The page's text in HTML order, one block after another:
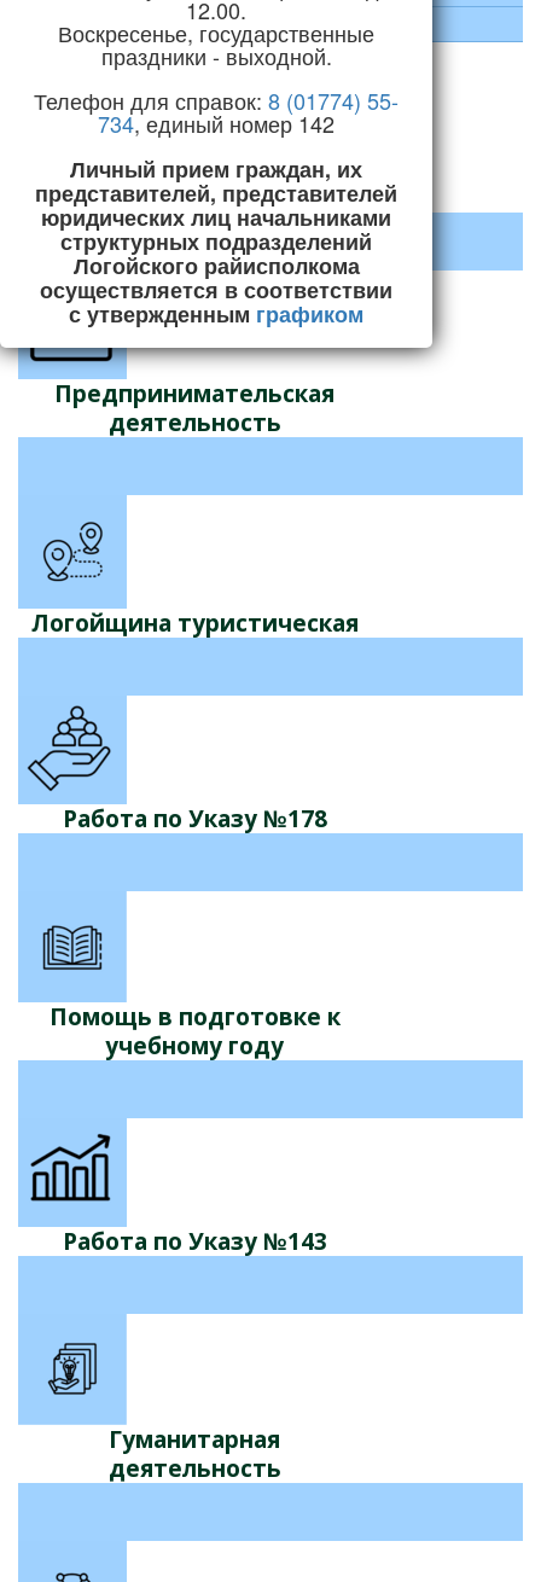
12.00.
Воскресенье, государственные
праздники - выходной.
Телефон для справок:8 (01774) 55-
734, единый номер 142
Личный прием граждан, их
представителей, представителей
юридических лиц начальниками
структурных подразделений
Логойского райисполкома
осуществляется в соответствии
с утвержденным графиком
Строительство и ЖКХ
Декрет №3 «О содействии
занятости населения»
Предпринимательская
деятельность
Логойщина туристическая
Работа по Указу №178
Помощь в подготовке к
учебному году
Работа по Указу №143
Гуманитарная
деятельность